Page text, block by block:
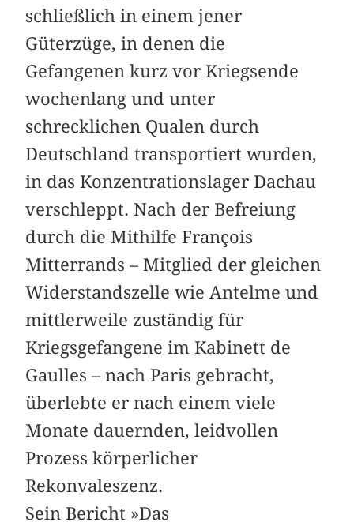
schließlich in einem jener
Güterzüge, in denen die
Gefangenen kurz vor Kriegsende
wochenlang und unter
schrecklichen Qualen durch
Deutschland transportiert wurden,
in das Konzentrationslager Dachau
verschleppt. Nach der Befreiung
durch die Mithilfe François
Mitterrands – Mitglied der gleichen
Widerstandszelle wie Antelme und
mittlerweile zuständig für
Kriegsgefangene im Kabinett de
Gaulles – nach Paris gebracht,
überlebte er nach einem viele
Monate dauernden, leidvollen
Prozess körperlicher
Rekonvaleszenz.
Sein Bericht »Das